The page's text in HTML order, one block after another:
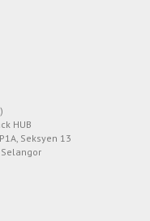
HUB
Seksyen 13
Selangor